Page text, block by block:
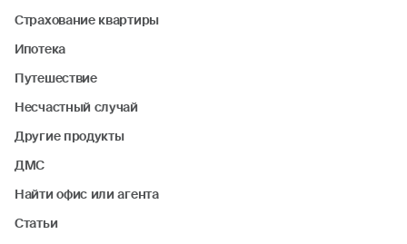
Страхование квартиры
Ипотека
Путешествие
Несчастный случай
Другие продукты
ДМС
Найти офис или агента
Статьи